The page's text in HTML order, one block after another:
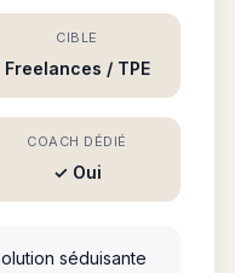
CIBLE
Freelances / TPE
COACH DÉDIÉ
✓ Oui
séduisante